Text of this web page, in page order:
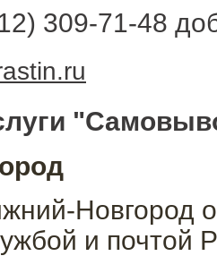
309-71-48
Новгород
и почтой